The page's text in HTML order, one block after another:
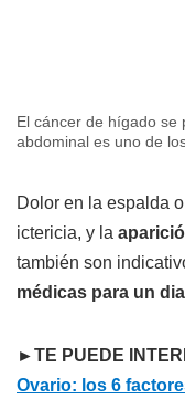
El cáncer de hígado se
abdominal es uno de
Dolor en la espalda
ictericia, y la
también son
médicas para un
►TE PUEDE
Ovario: los 6